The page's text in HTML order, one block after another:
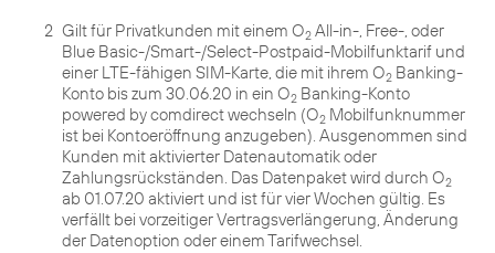
2 Gilt für Privatkunden mit einem O2 All-in-, Free-, oder
Blue Basic-/Smart-/Select-Postpaid-Mobilfunktarif und
einer LTE-fähigen SIM-Karte, die mit ihrem O2 Banking-
Konto bis zum 30.06.20 in ein O2 Banking-Konto
powered by comdirect wechseln (O2 Mobilfunknummer
ist bei Kontoeröffnung anzugeben). Ausgenommen sind
Kunden mit aktivierter Datenautomatik oder
Zahlungsrückständen. Das Datenpaket wird durch O2
ab 01.07.20 aktiviert und ist für vier Wochen gültig. Es
verfällt bei vorzeitiger Vertragsverlängerung, Änderung
der Datenoption oder einem Tarifwechsel.